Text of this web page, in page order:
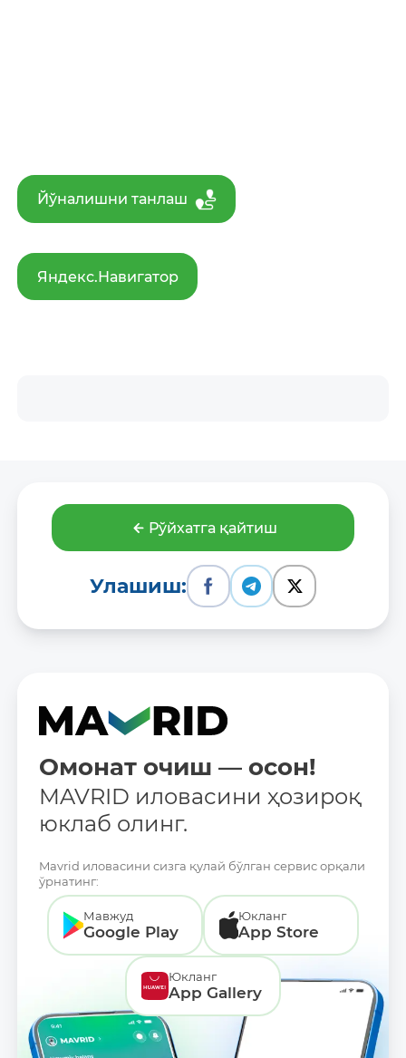
Йўналишни танлаш
Яндекс.Навигатор
Рўйхатга қайтиш
Улашиш:
Омонат очиш — осон!
MAVRID иловасини ҳозироқ
юклаб олинг.
Mavrid иловасини сизга қулай бўлган сервис орқали
ўрнатинг:
Мавжуд
Google Play
Юкланг
App Store
Юкланг
App Gallery